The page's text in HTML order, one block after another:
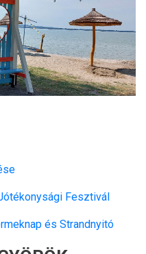
Fesztivál
és Strandnyitó